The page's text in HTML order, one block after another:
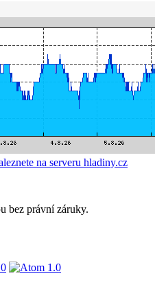
na serveru hladiny.cz
bez právní záruky.